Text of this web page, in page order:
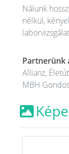
Nálunk
nélkül,
Partnerünk
Allianz,
MBH